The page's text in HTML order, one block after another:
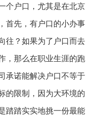
个户口，尤其是在北京
首先，有户口的小办事
往？如果为了户口而去
，那么在职业生涯的跑
承诺能解决户口不等于
的限制，因为大环境的
踏踏实实地挑一份最能